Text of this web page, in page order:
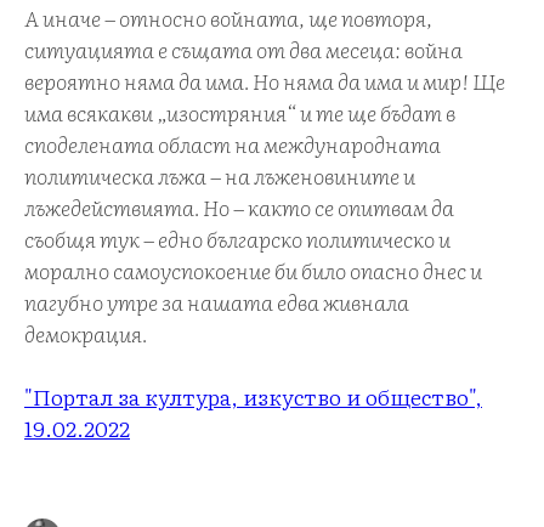
А иначе – относно войната, ще повторя,
ситуацията е същата от два месеца: война
вероятно няма да има. Но няма да има и мир! Ще
има всякакви „изостряния“ и те ще бъдат в
споделената област на международната
политическа лъжа – на лъженовините и
лъжедействията. Но – както се опитвам да
съобщя тук – едно българско политическо и
морално самоуспокоение би било опасно днес и
пагубно утре за нашата едва живнала
демокрация.
"Портал за култура, изкуство и общество",
19.02.2022